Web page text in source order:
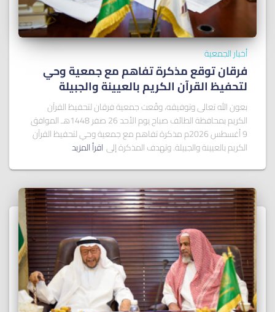
أخبار الجمعية
فرقان توقع مذكرة تفاهم مع جمعية وحي
لتحفيظ القرآن الكريم بالعيينة والجبيلة
بعون الله تعالى وتوفيقه، وقّعت جمعية فرقان لتحفيظ القرآن
الكريم بمحافظة الطائف صباح يوم الأحد 26 صفر 1448هـ الموافق
9 أغسطس 2026م مذكرة تفاهم مع جمعية وحي لتحفيظ القرآن
الكريم بالعيينة والجبيلة. وتهدف المذكرة إلى اقرأ المزيد